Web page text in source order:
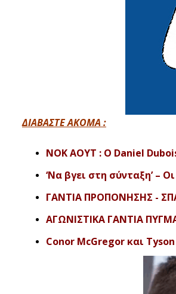
ΔΙΑΒΑΣΤΕ ΑΚΟΜΑ :
NOK AOYT : Ο Daniel
‘Να βγει στη σύνταξη’ –
ΓΑΝΤΙΑ ΠΡΟΠΟΝΗΣΗΣ -
ΑΓΩΝΙΣΤΙΚΑ ΓΑΝΤΙΑ
Conor McGregor και